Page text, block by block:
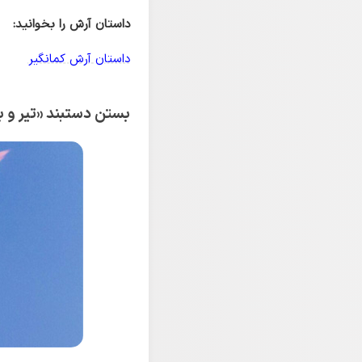
داستان آرش را بخوانید:
داستان آرش کمانگیر
بستن دستبند «تیر و